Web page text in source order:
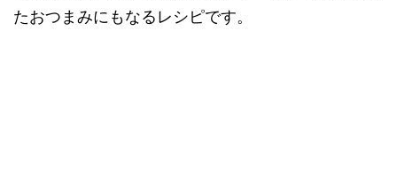
たおつまみにもなるレシピです。